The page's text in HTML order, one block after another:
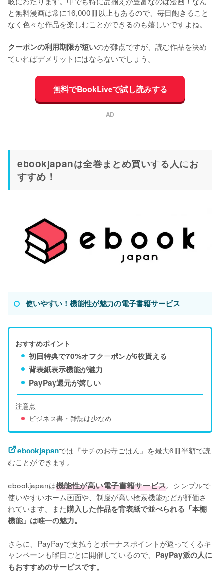
と無料漫画は常に16,000冊以上もあるので、毎日飽きること
なく色々な作品を楽しむことができるのも嬉しいですよね。
クーポンの利用期限が短いのが難点ですが、読む作品を決め
ていればデメリットにはならないでしょう。
無料でBookLiveで試し読みする
AD
ebookjapanは全巻まとめ買いする人にお
すすめ！
使いやすい！機能性が魅力の電子書籍サービス
おすすめポイント
初回特典で70%オフクーポンが6枚貰える
背表紙表示機能が魅力
PayPay還元が嬉しい
注意点
ビジネス書・雑誌は少なめ
ebookjapanでは『サチのお寺ごはん』を最大6冊半額で読
むことができます。
ebookjapanは機能性が高い電子書籍サービス。シンプルで
使いやすいホーム画面や、制度が高い検索機能などが評価さ
れています。また購入した作品を背表紙で並べられる「本棚
機能」は唯一の魅力。
さらに、PayPayで支払うとボーナスポイントが返ってくるキ
ャンペーンも曜日ごとに開催しているので、 PayPay派の人に
もおすすめのサービスです。